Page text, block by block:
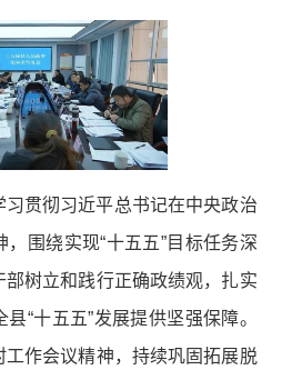
贯彻习近平总书记在中央政治
围绕实现“十五五”目标任务深
树立和践行正确政绩观，扎实
“十五五”发展提供坚强保障。
作会议精神，持续巩固拓展脱